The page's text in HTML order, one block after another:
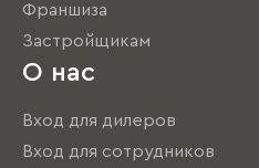
Франшиза
Застройщикам
О нас
Вход для дилеров
Вход для сотрудников